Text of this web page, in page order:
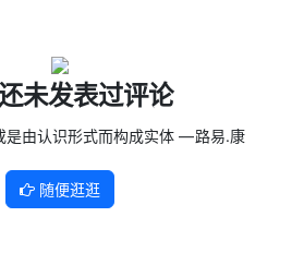
未发表过评论
是由认识形式而构成实体 — 路易.康
随便逛逛